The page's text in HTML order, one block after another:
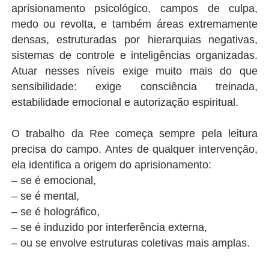
aprisionamento psicológico, campos de culpa,
medo ou revolta, e também áreas extremamente
densas, estruturadas por hierarquias negativas,
sistemas de controle e inteligências organizadas.
Atuar nesses níveis exige muito mais do que
sensibilidade: exige consciência treinada,
estabilidade emocional e autorização espiritual.
O trabalho da Ree começa sempre pela leitura
precisa do campo. Antes de qualquer intervenção,
ela identifica a origem do aprisionamento:
– se é emocional,
– se é mental,
– se é holográfico,
– se é induzido por interferência externa,
– ou se envolve estruturas coletivas mais amplas.